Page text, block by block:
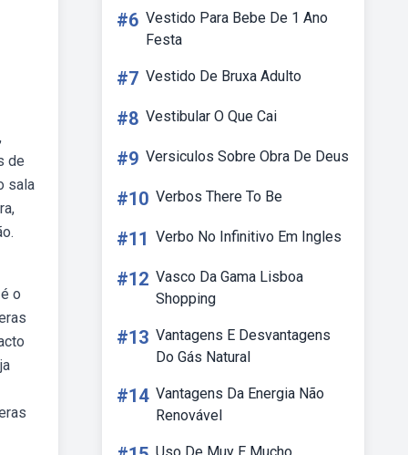
de
sala
o
#6 Vestido Para Bebe De 1 Ano
Festa
#7 Vestido De Bruxa Adulto
#8 Vestibular O Que Cai
#9 Versiculos Sobre Obra De Deus
#10 Verbos There To Be
#11 Verbo No Infinitivo Em Ingles
#12 Vasco Da Gama Lisboa
Shopping
#13 Vantagens E Desvantagens
Do Gás Natural
#14 Vantagens Da Energia Não
Renovável